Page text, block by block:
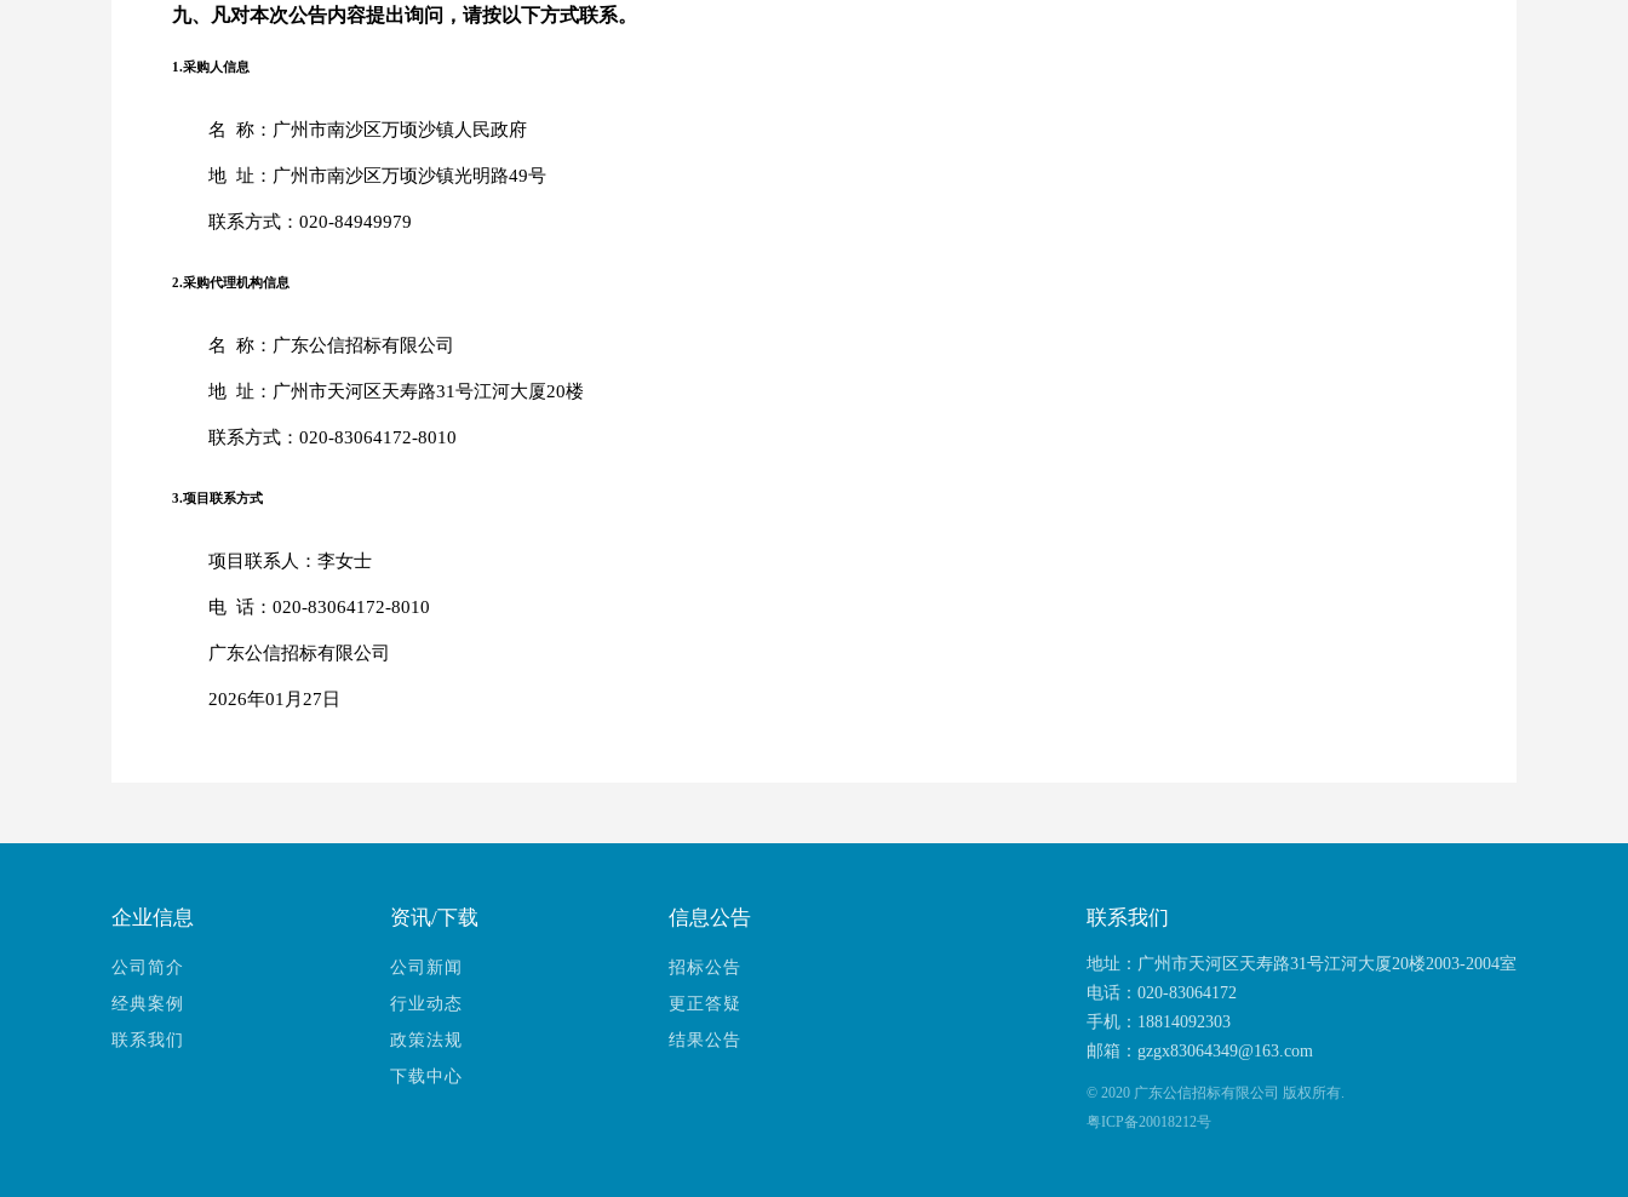
九、凡对本次公告内容提出询问，请按以下方式联系。
1.采购人信息
名 称：广州市南沙区万顷沙镇人民政府
地 址：广州市南沙区万顷沙镇光明路49号
联系方式：020-84949979
2.采购代理机构信息
名 称：广东公信招标有限公司
地 址：广州市天河区天寿路31号江河大厦20楼
联系方式：020-83064172-8010
3.项目联系方式
项目联系人：李女士
电 话：020-83064172-8010
广东公信招标有限公司
2026年01月27日
企业信息
公司简介
经典案例
联系我们
资讯/下载
公司新闻
行业动态
政策法规
下载中心
信息公告
招标公告
更正答疑
结果公告
联系我们
地址：广州市天河区天寿路31号江河大厦20楼2003-2004室
电话：020-83064172
手机：18814092303
邮箱：gzgx83064349@163.com
© 2020 广东公信招标有限公司 版权所有.
粤ICP备20018212号